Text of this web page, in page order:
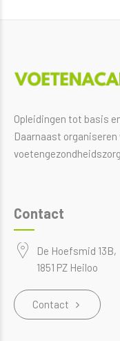
Opleidingen tot basis
Daarnaast
Contact
De Hoefsmid 13B,
1851 PZ Heiloo
Contact